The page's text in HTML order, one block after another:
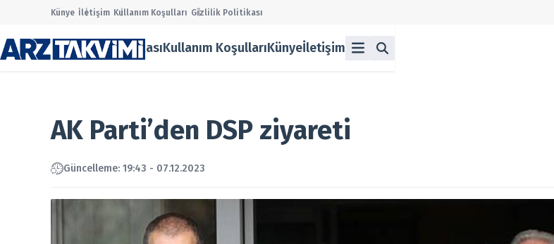
Main Menü
Borsa
Ekonomi
Künye İletişim Kullanım Koşulları Gizlilik Politikası
Gizlilik PolitikasıKullanım KoşullarıKünyeİletişim
AK Parti’den DSP ziyareti
Güncelleme: 19:43 - 07.12.2023